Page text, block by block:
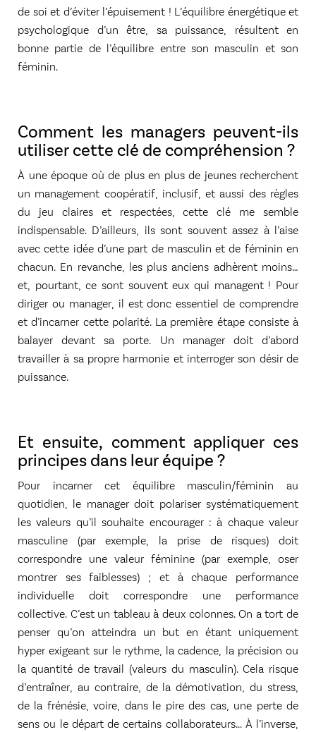
de soi et d’éviter l’épuisement ! L’équilibre énergétique et
psychologique d’un être, sa puissance, résultent en
bonne partie de l’équilibre entre son masculin et son
féminin.
Comment les managers peuvent-ils
utiliser cette clé de compréhension ?
À une époque où de plus en plus de jeunes recherchent
un management coopératif, inclusif, et aussi des règles
du jeu claires et respectées, cette clé me semble
indispensable. D’ailleurs, ils sont souvent assez à l’aise
avec cette idée d’une part de masculin et de féminin en
chacun. En revanche, les plus anciens adhèrent moins…
et, pourtant, ce sont souvent eux qui managent ! Pour
diriger ou manager, il est donc essentiel de comprendre
et d’incarner cette polarité. La première étape consiste à
balayer devant sa porte. Un manager doit d’abord
travailler à sa propre harmonie et interroger son désir de
puissance.
Et ensuite, comment appliquer ces
principes dans leur équipe ?
Pour incarner cet équilibre masculin/féminin au
quotidien, le manager doit polariser systématiquement
les valeurs qu’il souhaite encourager : à chaque valeur
masculine (par exemple, la prise de risques) doit
correspondre une valeur féminine (par exemple, oser
montrer ses faiblesses) ; et à chaque performance
individuelle doit correspondre une performance
collective. C’est un tableau à deux colonnes. On a tort de
penser qu’on atteindra un but en étant uniquement
hyper exigeant sur le rythme, la cadence, la précision ou
la quantité de travail (valeurs du masculin). Cela risque
d’entraîner, au contraire, de la démotivation, du stress,
de la frénésie, voire, dans le pire des cas, une perte de
sens ou le départ de certains collaborateurs... À l’inverse,